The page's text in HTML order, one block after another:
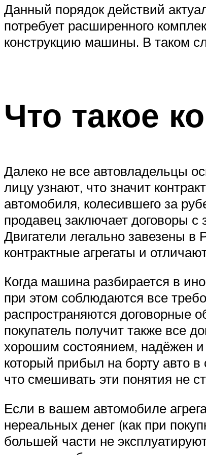
Данный порядок действий
потребует расширенного
конструкцию машины. В таком
Что такое
Далеко не все автовладельцы
лицу узнают, что значит
автомобиля, колесившего за
продавец заключает договоры
Двигатели легально завезены
контрактные агрегаты и
Когда машина разбирается в
при этом соблюдаются все
распространяются договорные
покупатель получит также все
хорошим состоянием, надёжен и
который прибыл на борту авто
что смешивать эти понятия не
Если в вашем автомобиле
нереальных денег (как при
большей части не